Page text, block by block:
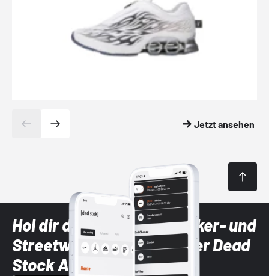
Jetzt ansehen
Hol dir die neuesten Sneaker- und
Streetwear-Brands mit der Dead
Stock App